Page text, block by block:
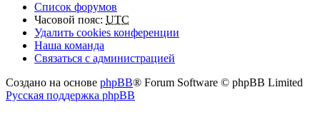
Список форумов
Часовой пояс: UTC
Удалить cookies конференции
Наша команда
Связаться с администрацией
Создано на основе phpBB® Forum Software © phpBB Limited
Русская поддержка phpBB